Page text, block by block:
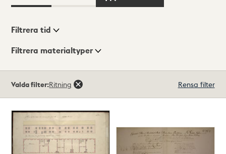
Visningsläge
Filtrera tid
Filtrera materialtyper
träffar
Valda filter:Ritning Rensa filter